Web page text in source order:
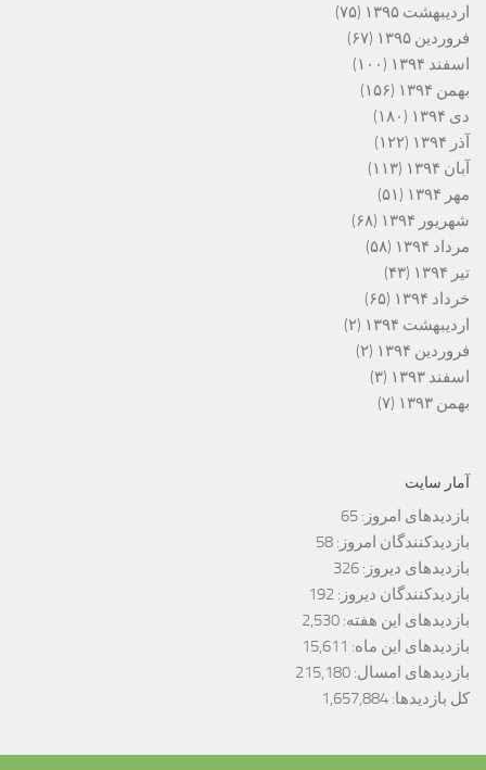
اردیبهشت ۱۳۹۵
(۷۵)
فروردین ۱۳۹۵
(۶۷)
اسفند ۱۳۹۴
(۱۰۰)
بهمن ۱۳۹۴
(۱۵۶)
دی ۱۳۹۴
(۱۸۰)
آذر ۱۳۹۴
(۱۲۲)
آبان ۱۳۹۴
(۱۱۳)
مهر ۱۳۹۴
(۵۱)
شهریور ۱۳۹۴
(۶۸)
مرداد ۱۳۹۴
(۵۸)
تیر ۱۳۹۴
(۴۳)
خرداد ۱۳۹۴
(۶۵)
اردیبهشت ۱۳۹۴
(۲)
فروردین ۱۳۹۴
(۲)
اسفند ۱۳۹۳
(۳)
بهمن ۱۳۹۳
(۷)
آمار سایت
بازدیدهای امروز: 65
بازدیدکنندگان امروز: 58
بازدیدهای دیروز: 326
بازدیدکنندگان دیروز: 192
بازدیدهای این هفته: 2,530
بازدیدهای این ماه: 15,611
بازدیدهای امسال: 215,180
کل بازدیدها: 1,657,884